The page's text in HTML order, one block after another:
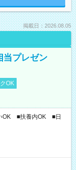
掲載日：2026.08.05
当プレゼン
OK
OK ■扶養内OK ■日